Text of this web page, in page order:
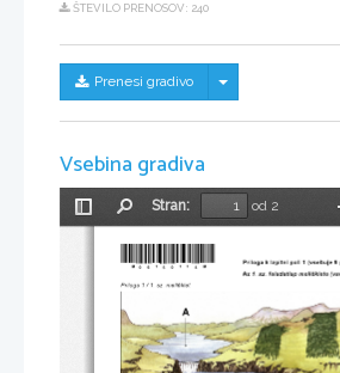
ŠTEVILO PRENOSOV: 240
Prenesi gradivo Skrij/prikaži meni
Vsebina gradiva
Preklopi
Stran:
od 2
Priloga k Izpitni poli 1 (vsebuje 9
Az 1. sz. feladatlap melléklete
Priloga 1 / 1. sz. melléklet